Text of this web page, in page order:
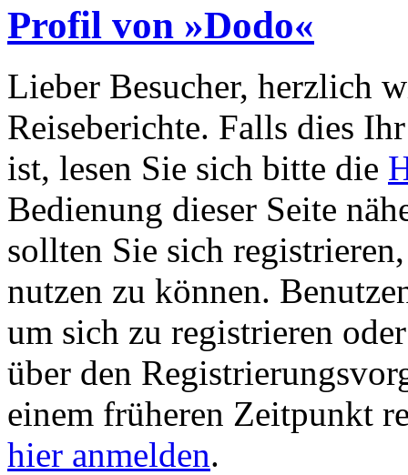
Profil von »Dodo«
Lieber Besucher, herzlich
Reiseberichte. Falls dies
ist, lesen Sie sich bitte die
Bedienung dieser Seite
sollten Sie sich
nutzen zu können.
um sich zu registrieren
über den
einem früheren Zeitpunkt
hier anmelden.